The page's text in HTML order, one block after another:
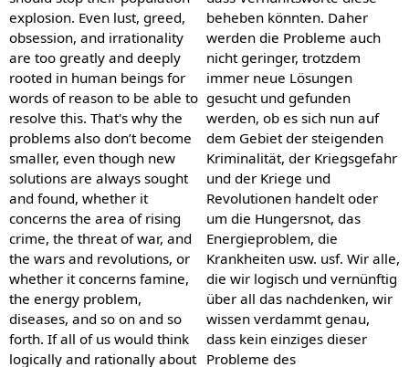
explosion. Even lust, greed,
obsession, and irrationality
are too greatly and deeply
rooted in human beings for
words of reason to be able to
resolve this. That's why the
problems also don’t become
smaller, even though new
solutions are always sought
and found, whether it
concerns the area of rising
crime, the threat of war, and
the wars and revolutions, or
whether it concerns famine,
the energy problem,
diseases, and so on and so
forth. If all of us would think
logically and rationally about
beheben könnten. Daher
werden die Probleme auch
nicht geringer, trotzdem
immer neue Lösungen
gesucht und gefunden
werden, ob es sich nun auf
dem Gebiet der steigenden
Kriminalität, der Kriegsgefahr
und der Kriege und
Revolutionen handelt oder
um die Hungersnot, das
Energieproblem, die
Krankheiten usw. usf. Wir alle,
die wir logisch und vernünftig
über all das nachdenken, wir
wissen verdammt genau,
dass kein einziges dieser
Probleme des